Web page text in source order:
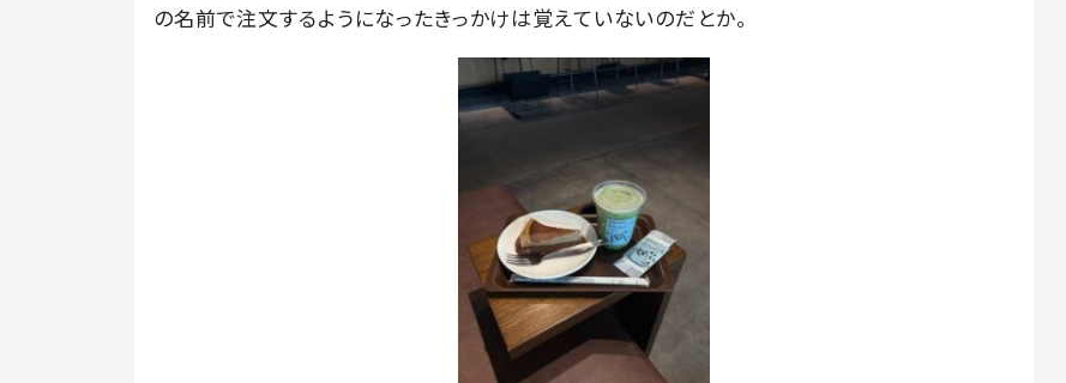
の名前で注文するようになったきっかけは覚えていないのだとか。